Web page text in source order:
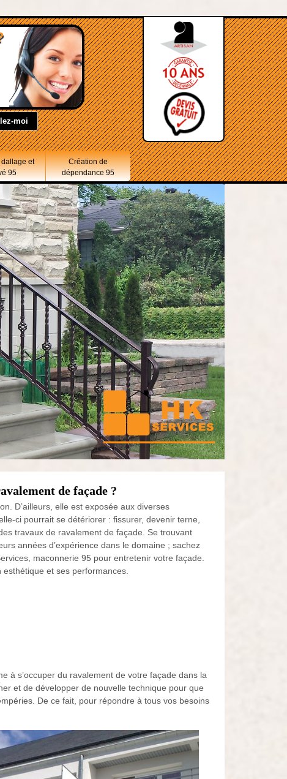
et
95
Création de
dépendance 95
de façade ?
D’ailleurs, elle est exposée aux diverses
ci pourrait se détériorer : fissurer, devenir terne,
travaux de ravalement de façade. Se trouvant
années d’expérience dans le domaine ; sachez
maconnerie 95 pour entretenir votre façade.
et ses performances.
à s’occuper du ravalement de votre façade dans la
et de développer de nouvelle technique pour que
De ce fait, pour répondre à tous vos besoins